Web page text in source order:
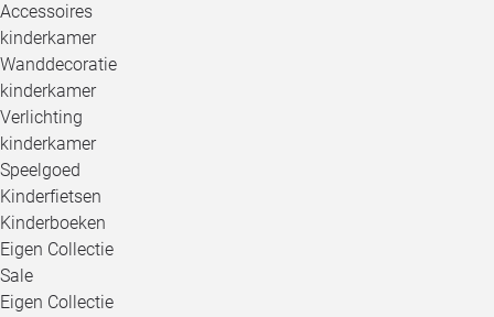
Accessoires
kinderkamer
Wanddecoratie
kinderkamer
Verlichting
kinderkamer
Speelgoed
Kinderfietsen
Kinderboeken
Eigen Collectie
Sale
Eigen Collectie